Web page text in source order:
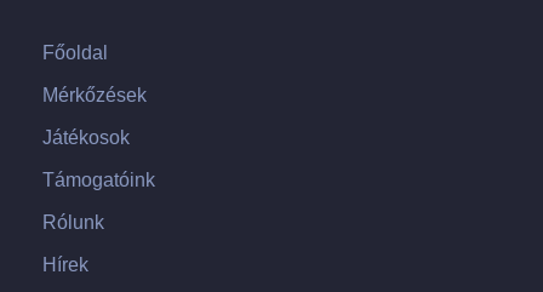
Főoldal
Mérkőzések
Játékosok
Támogatóink
Rólunk
Hírek